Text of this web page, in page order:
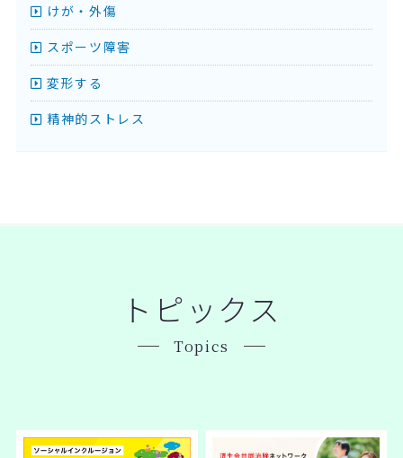
けが・外傷
スポーツ障害
変形する
精神的ストレス
トピックス
Topics